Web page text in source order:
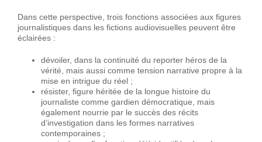
Dans cette perspective, trois fonctions associées aux figures
journalistiques dans les fictions audiovisuelles peuvent être
éclairées :
dévoiler, dans la continuité du reporter héros de la
vérité, mais aussi comme tension narrative propre à la
mise en intrigue du réel ;
résister, figure héritée de la longue histoire du
journaliste comme gardien démocratique, mais
également nourrie par le succès des récits
d’investigation dans les formes narratives
contemporaines ;